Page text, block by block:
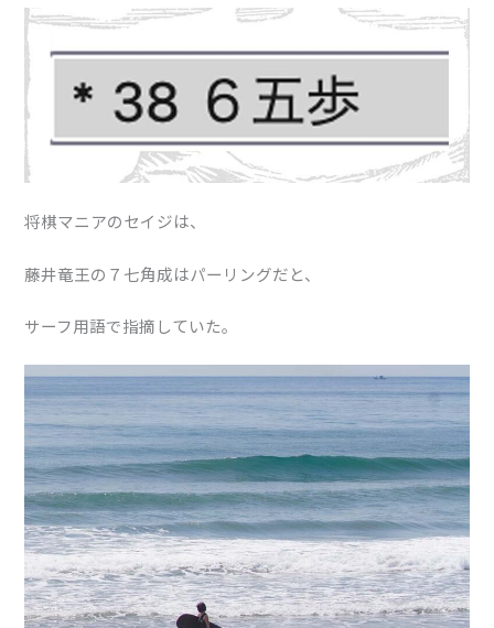
将棋マニアのセイジは、
藤井竜王の７七角成はパーリングだと、
サーフ用語で指摘していた。